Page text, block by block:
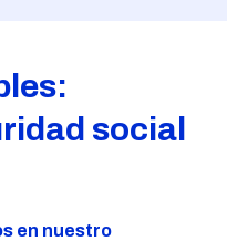
social
en nuestro